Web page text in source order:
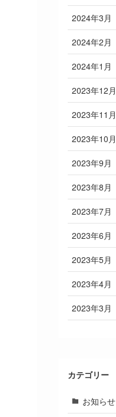
2024年3月
2024年2月
2024年1月
2023年12月
2023年11月
2023年10月
2023年9月
2023年8月
2023年7月
2023年6月
2023年5月
2023年4月
2023年3月
カテゴリー
お知らせ